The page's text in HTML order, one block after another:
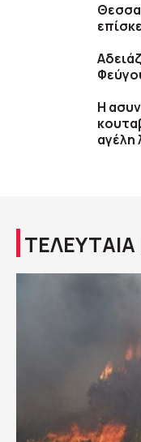
Η
αγέλη